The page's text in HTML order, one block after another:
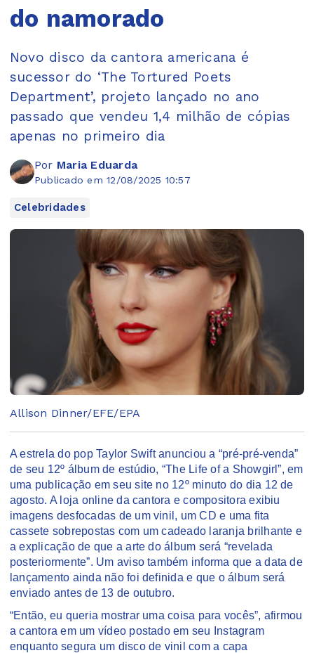
do namorado
Novo disco da cantora americana é
sucessor do ‘The Tortured Poets
Department’, projeto lançado no ano
passado que vendeu 1,4 milhão de cópias
apenas no primeiro dia
Por Maria Eduarda
Publicado em 12/08/2025 10:57
Celebridades
Allison Dinner/EFE/EPA
A estrela do pop Taylor Swift anunciou a “pré-pré-venda”
de seu 12º álbum de estúdio, “The Life of a Showgirl”, em
uma publicação em seu site no 12º minuto do dia 12 de
agosto. A loja online da cantora e compositora exibiu
imagens desfocadas de um vinil, um CD e uma fita
cassete sobrepostas com um cadeado laranja brilhante e
a explicação de que a arte do álbum será “revelada
posteriormente”. Um aviso também informa que a data de
lançamento ainda não foi definida e que o álbum será
enviado antes de 13 de outubro.
“Então, eu queria mostrar uma coisa para vocês”, afirmou
a cantora em um vídeo postado em seu Instagram
enquanto segura um disco de vinil com a capa